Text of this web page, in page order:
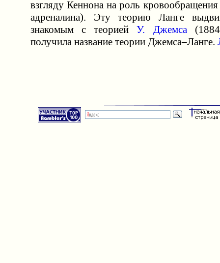
взгляду Кеннона на роль
адреналина). Эту теорию Ланге
знакомым с теориейУ. Джемса
получила название теории Джемса–Ланге.